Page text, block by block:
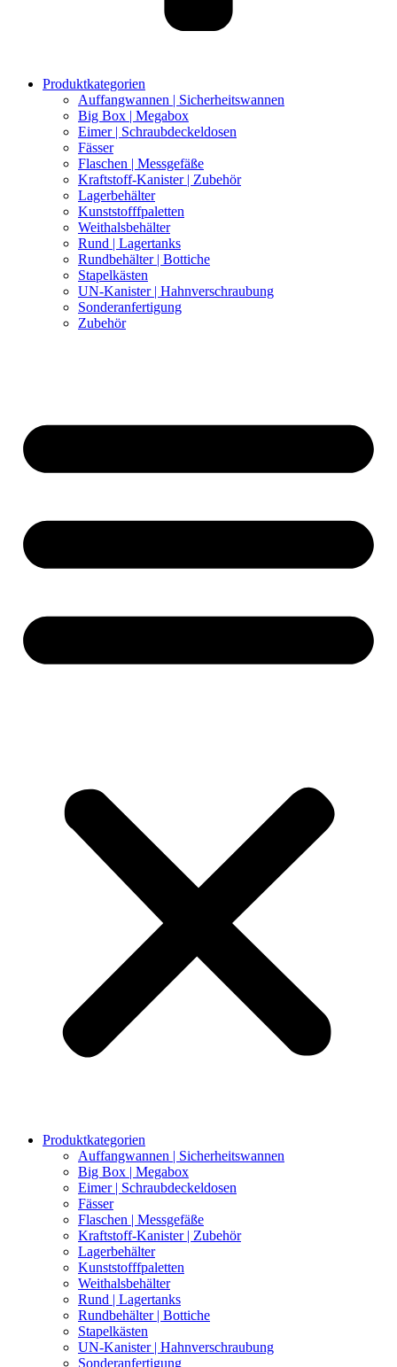
Produktkategorien
Auffangwannen | Sicherheitswannen
Big Box | Megabox
Eimer | Schraubdeckeldosen
Fässer
Flaschen | Messgefäße
Kraftstoff-Kanister | Zubehör
Lagerbehälter
Kunststofffpaletten
Weithalsbehälter
Rund | Lagertanks
Rundbehälter | Bottiche
Stapelkästen
UN-Kanister | Hahnverschraubung
Sonderanfertigung
Zubehör
Produktkategorien
Auffangwannen | Sicherheitswannen
Big Box | Megabox
Eimer | Schraubdeckeldosen
Fässer
Flaschen | Messgefäße
Kraftstoff-Kanister | Zubehör
Lagerbehälter
Kunststofffpaletten
Weithalsbehälter
Rund | Lagertanks
Rundbehälter | Bottiche
Stapelkästen
UN-Kanister | Hahnverschraubung
Sonderanfertigung